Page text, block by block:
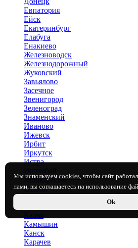
Мы используем cookies, чтобы сайт
нами, вы соглашаетесь на использование
Ok
Евпатория
Ейск
Екатеринбург
Елабуга
Енакиево
Железноводск
Железнодорожный
Жуковский
Завьялово
Засечное
Звенигород
Зеленоград
Знаменский
Иваново
Ижевск
Ирбит
Иркутск
Истра
Йошкар-Ола
Казань
Камышин
Канск
Карачев